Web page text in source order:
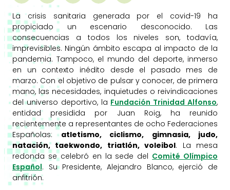
La crisis sanitaria generada por el covid-19 ha
propiciado un escenario desconocido. Las
consecuencias a todos los niveles son, todavía,
imprevisibles. Ningún ámbito escapa al impacto de la
pandemia. Tampoco, el mundo del deporte, inmerso
en un contexto inédito desde el pasado mes de
marzo. Con el objetivo de pulsar y conocer, de primera
mano, las necesidades, inquietudes o reivindicaciones
del universo deportivo, la Fundación Trinidad Alfonso,
entidad presidida por Juan Roig, ha reunido
recientemente a representantes de ocho Federaciones
Españolas: atletismo, ciclismo, gimnasia, judo,
natación, taekwondo, triatlón, voleibol. La mesa
redonda se celebró en la sede del Comité Olímpico
Español. Su Presidente, Alejandro Blanco, ejerció de
anfitrión.